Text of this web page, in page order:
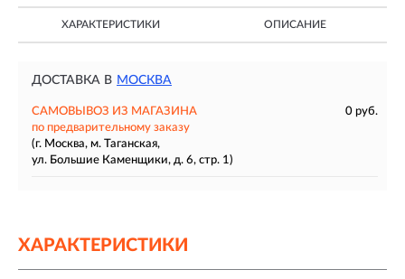
ХАРАКТЕРИСТИКИ ОПИСАНИЕ
ДОСТАВКА В МОСКВА
САМОВЫВОЗ ИЗ МАГАЗИНА
0 руб.
по предварительному заказу
(г. Москва, м. Таганская,
ул. Большие Каменщики, д. 6, стр. 1)
ХАРАКТЕРИСТИКИ